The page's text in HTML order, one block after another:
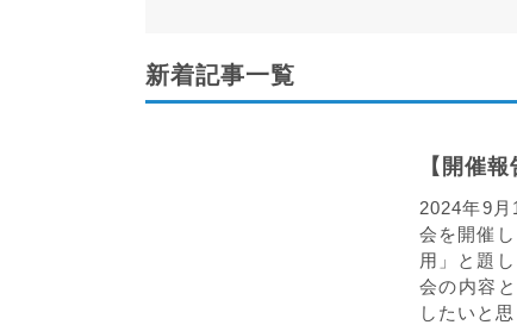
新着記事一覧
【開催
2024年9
会を開催
用」と題
会の内容
したいと